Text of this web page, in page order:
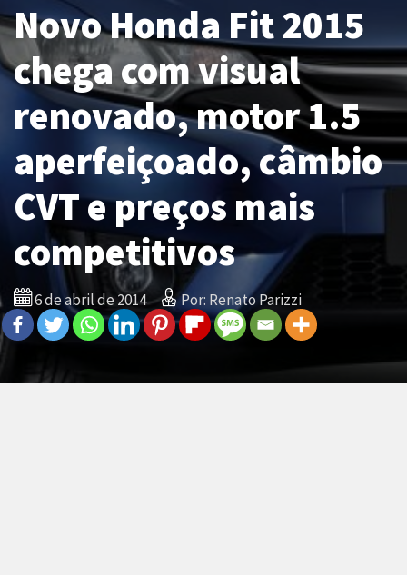
Novo Honda Fit 2015
chega com visual
renovado, motor 1.5
aperfeiçoado, câmbio
CVT e preços mais
competitivos
6 de abril de 2014 Por: Renato Parizzi